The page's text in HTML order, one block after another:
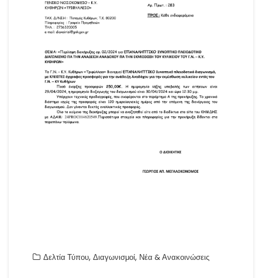
Δελτία Τύπου, Διαγωνισμοί, Νέα & Ανακοινώσεις